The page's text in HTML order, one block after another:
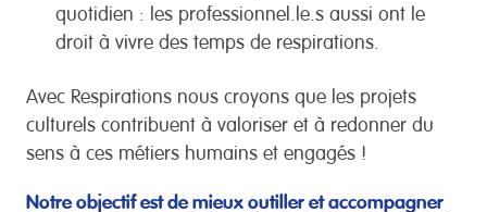
quotidien : les professionnel.le.s aussi ont le
droit à vivre des temps de respirations.
Avec Respirations nous croyons que les projets
culturels contribuent à valoriser et à redonner du
sens à ces métiers humains et engagés !
Notre objectif est de mieux outiller et accompagner